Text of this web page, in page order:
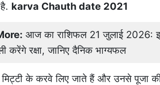
karva Chauth date 2021
आज का राशिफल 21 जुलाई 2026: इन
करेंगे रक्षा, जानिए दैनिक भाग्यफल
के करवे लिए जाते हैं और उनसे पूजा